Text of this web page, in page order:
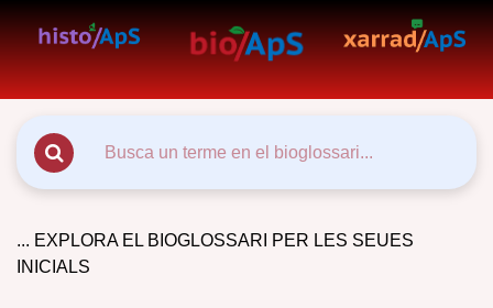
... EXPLORA EL BIOGLOSSARI PER LES SEUES
INICIALS